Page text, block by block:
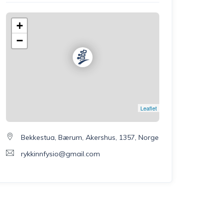
+
−
Leaflet
Bekkestua, Bærum, Akershus, 1357, Norge
rykkinnfysio@gmail.com